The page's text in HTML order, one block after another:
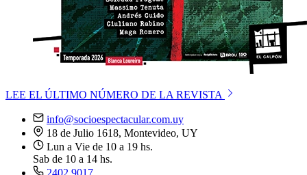
LEE EL ÚLTIMO NÚMERO DE LA REVISTA
info@socioespectacular.com.uy
18 de Julio 1618, Montevideo, UY
Lun a Vie de 10 a 19 hs.
Sab de 10 a 14 hs.
2402 9017